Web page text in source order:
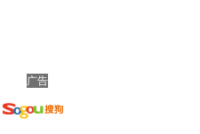
广告